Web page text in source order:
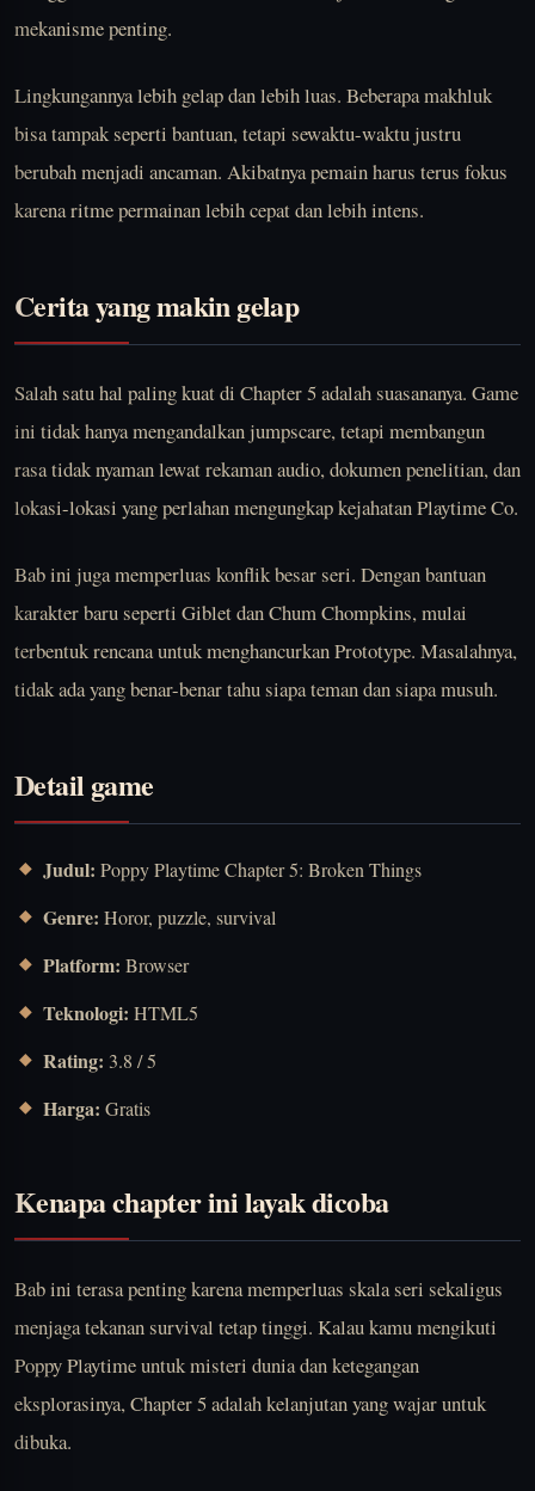
mekanisme penting.
Lingkungannya lebih gelap dan lebih luas. Beberapa makhluk
bisa tampak seperti bantuan, tetapi sewaktu-waktu justru
berubah menjadi ancaman. Akibatnya pemain harus terus fokus
karena ritme permainan lebih cepat dan lebih intens.
Cerita yang makin gelap
Salah satu hal paling kuat di Chapter 5 adalah suasananya. Game
ini tidak hanya mengandalkan jumpscare, tetapi membangun
rasa tidak nyaman lewat rekaman audio, dokumen penelitian, dan
lokasi-lokasi yang perlahan mengungkap kejahatan Playtime Co.
Bab ini juga memperluas konflik besar seri. Dengan bantuan
karakter baru seperti Giblet dan Chum Chompkins, mulai
terbentuk rencana untuk menghancurkan Prototype. Masalahnya,
tidak ada yang benar-benar tahu siapa teman dan siapa musuh.
Detail game
Judul: Poppy Playtime Chapter 5: Broken Things
Genre: Horor, puzzle, survival
Platform: Browser
Teknologi: HTML5
Rating: 3.8 / 5
Harga: Gratis
Kenapa chapter ini layak dicoba
Bab ini terasa penting karena memperluas skala seri sekaligus
menjaga tekanan survival tetap tinggi. Kalau kamu mengikuti
Poppy Playtime untuk misteri dunia dan ketegangan
eksplorasinya, Chapter 5 adalah kelanjutan yang wajar untuk
dibuka.